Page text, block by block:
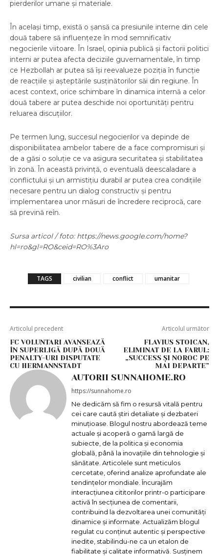
pierderilor umane și materiale.
În același timp, există o șansă ca presiunile interne din cele
două tabere să influențeze în mod semnificativ
negocierile viitoare. În Israel, opinia publică și factorii politici
interni ar putea afecta deciziile guvernamentale, în timp
ce Hezbollah ar putea să își reevalueze poziția în funcție
de reacțiile și așteptările susținătorilor săi din regiune. În
acest context, orice schimbare în dinamica internă a celor
două tabere ar putea deschide noi oportunități pentru
reluarea discuțiilor.
Pe termen lung, succesul negocierilor va depinde de
disponibilitatea ambelor tabere de a face compromisuri și
de a găsi o soluție ce va asigura securitatea și stabilitatea
în zonă. În această privință, o eventuală deescaladare a
conflictului și un armistițiu durabil ar putea crea condițiile
necesare pentru un dialog constructiv și pentru
implementarea unor măsuri de încredere reciprocă, care
să prevină reîn.
Sursa articol / foto: https://news.google.com/home?
hl=ro&gl=RO&ceid=RO%3Aro
TAGS civilian conflict umanitar
Articolul precedent
FC VOLUNTARI AVANSEAZĂ
ÎN SUPERLIGĂ DUPĂ DOUĂ
PENALTY-URI DISPUTATE
CU HERMANNSTADT
Articolul următor
FLAVIUS STOICAN,
ELIMINAT DE LA FARUL:
„SUCCESS ȘI NOROC PE
MAI DEPARTE”
AUTORII SUNNAHOME.RO
https://sunnahome.ro
Ne dedicăm să fim o resursă vitală pentru
cei care caută știri detaliate și dezbateri
minuțioase. Blogul nostru abordează teme
actuale și acoperă o gamă largă de
subiecte, de la politica și economia
globală, până la inovațiile din tehnologie și
sănătate. Articolele sunt meticulos
cercetate, oferind analize aprofundate ale
tendințelor mondiale. Încurajăm
interacțiunea cititorilor printr-o participare
activă în secțiunea de comentarii,
contribuind la dezvoltarea unei comunități
dinamice și informate. Actualizăm blogul
regulat cu conținut autentic și perspective
inedite, stabilindu-ne ca un etalon de
fiabilitate și calitate informativă. Susținem